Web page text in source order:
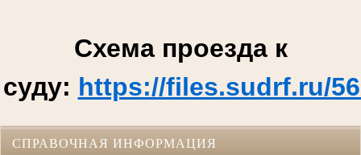
Схема проезда к
суду: https://files.sudrf.ru/
СПРАВОЧНАЯ ИНФОРМАЦИЯ